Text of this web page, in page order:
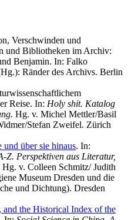
Verschwinden und
und Bibliotheken im Archiv:
Benjamin. In: Falko
Ränder des Archivs. Berlin
Reise. In: Holy shit. Katalog
Hg. v. Michel Mettler/Basil
Stefan Zweifel. Zürich
und über sie hinaus. In:
Z. Perspektiven aus Literatur,
Hg. v. Colleen Schmitz/ Judith
Museum Dresden und die
und Dichtung). Dresden
the Historical Index of the